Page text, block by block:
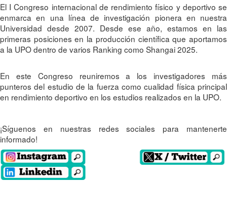
El I Congreso internacional de rendimiento físico y deportivo se
enmarca en una línea de investigación pionera en nuestra
Universidad desde 2007. Desde ese año, estamos en las
primeras posiciones en la producción científica que aportamos
a la UPO dentro de varios Ranking como Shangai 2025.
En este Congreso reuniremos a los investigadores más
punteros del estudio de la fuerza como cualidad física principal
en rendimiento deportivo en los estudios realizados en la UPO.
¡Síguenos en nuestras redes sociales para mantenerte
informado!